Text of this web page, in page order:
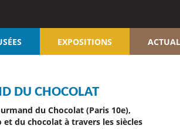
EXPOSITIONS
DU CHOCOLAT
du Chocolat (Paris 10e),
et du chocolat à travers les siècles